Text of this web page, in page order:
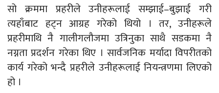
सो क्रममा प्रहरीले उनीहरूलाई सम्झाई–बुझाई गरी
त्यहाँबाट हट्न आग्रह गरेको थियो । तर, उनीहरूले
प्रहरीमाथि नै गालीगलौजमा उत्रिनुका साथै सडकमा नै
नग्नता प्रदर्शन गरेका थिए । सार्वजनिक मर्यादा विपरीतको
कार्य गरेको भन्दै प्रहरीले उनीहरूलाई नियन्त्रणमा लिएको
हो ।